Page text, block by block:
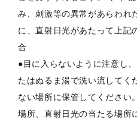
み、刺激等の異常があらわれ
に、直射日光があたって上記
合
●目に入らないように注意し
たはぬるま湯で洗い流してく
ない場所に保管してください
場所、直射日光の当たる場所